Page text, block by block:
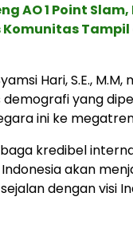
AO 1 Point
Komunitas
Hari, S.E.,
yang
ini ke
kredibel
akan
dengan visi